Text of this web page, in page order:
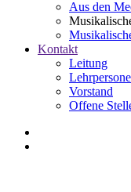
Aus den
Kontakt
Leitung
Vorstand
Offene